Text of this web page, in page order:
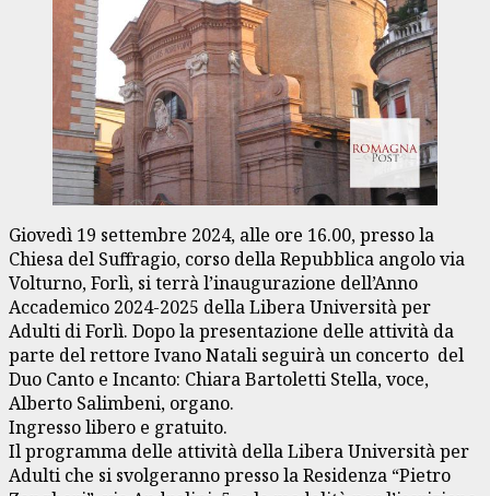
Giovedì 19 settembre 2024, alle ore 16.00, presso la
Chiesa del Suffragio, corso della Repubblica angolo via
Volturno, Forlì, si terrà l’inaugurazione dell’Anno
Accademico 2024-2025 della Libera Università per
Adulti di Forlì. Dopo la presentazione delle attività da
parte del rettore Ivano Natali seguirà un concerto del
Duo Canto e Incanto: Chiara Bartoletti Stella, voce,
Alberto Salimbeni, organo.
Ingresso libero e gratuito.
Il programma delle attività della Libera Università per
Adulti che si svolgeranno presso la Residenza “Pietro